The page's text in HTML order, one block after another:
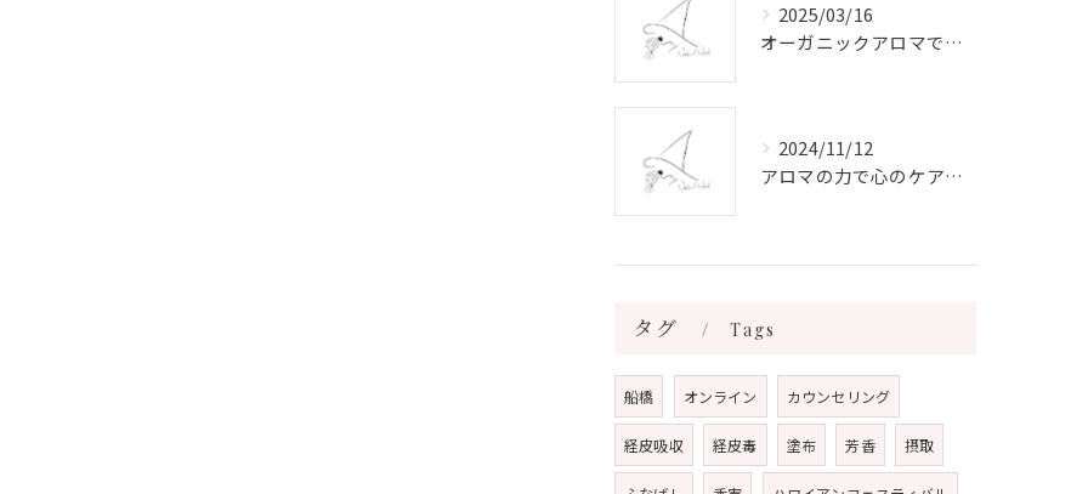
2025/03/16
オーガニックアロマで心と体を癒す
2024/11/12
アロマの力で心のケアをする方法
タグ Tags
船橋 オンライン カウンセリング
経皮吸収 経皮毒 塗布 芳香 摂取